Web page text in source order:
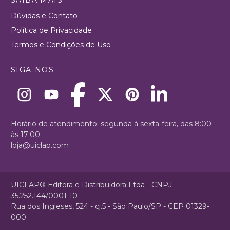
Dúvidas e Contato
Política de Privacidade
Termos e Condições de Uso
SIGA-NOS
Horário de atendimento: segunda à sexta-feira, das 8:00
às 17:00
loja@uiclap.com
UICLAP® Editora e Distribuidora Ltda - CNPJ
35.252.144/0001-10
Rua dos Ingleses, 524 - cj.5 - São Paulo/SP - CEP 01329-
000